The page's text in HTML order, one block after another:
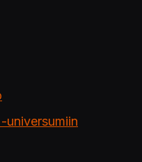
universumiin